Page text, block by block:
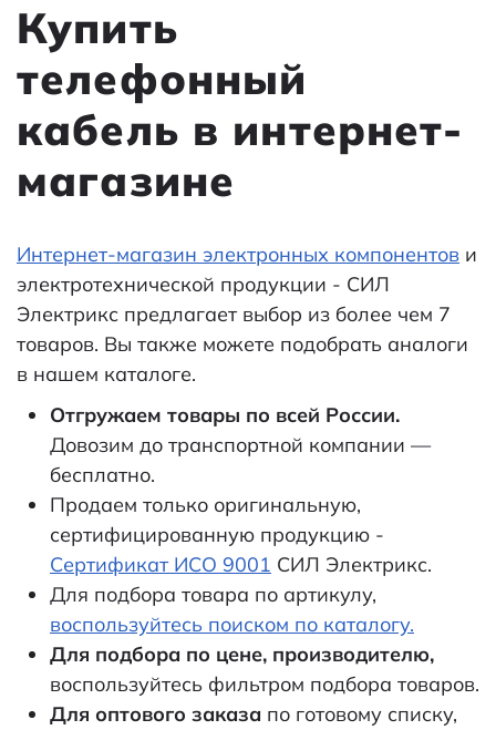
Купить
телефонный
кабель в интернет-
магазине
Интернет-магазин электронных компонентов и
электротехнической продукции - СИЛ
Электрикс предлагает выбор из более чем 7
товаров. Вы также можете подобрать аналоги
в нашем каталоге.
Отгружаем товары по всей России.
Довозим до транспортной компании —
бесплатно.
Продаем только оригинальную,
сертифицированную продукцию -
Сертификат ИСО 9001 СИЛ Электрикс.
Для подбора товара по артикулу,
воспользуйтесь поиском по каталогу.
Для подбора по цене, производителю,
воспользуйтесь фильтром подбора товаров.
Для оптового заказа по готовому списку,